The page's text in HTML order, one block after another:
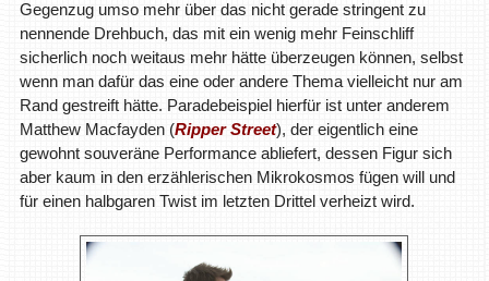
Gegenzug umso mehr über das nicht gerade stringent zu
nennende Drehbuch, das mit ein wenig mehr Feinschliff
sicherlich noch weitaus mehr hätte überzeugen können, selbst
wenn man dafür das eine oder andere Thema vielleicht nur am
Rand gestreift hätte. Paradebeispiel hierfür ist unter anderem
Matthew Macfayden (Ripper Street), der eigentlich eine
gewohnt souveräne Performance abliefert, dessen Figur sich
aber kaum in den erzählerischen Mikrokosmos fügen will und
für einen halbgaren Twist im letzten Drittel verheizt wird.